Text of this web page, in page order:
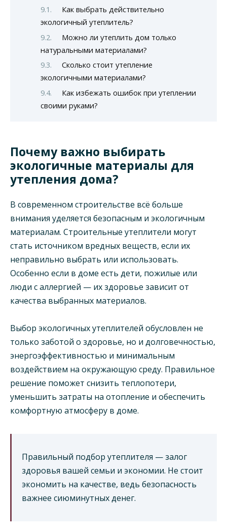
Как выбрать действительно
экологичный утеплитель?
Можно ли утеплить дом только
натуральными материалами?
Сколько стоит утепление
экологичными материалами?
Как избежать ошибок при утеплении
своими руками?
Почему важно выбирать
экологичные материалы для
утепления дома?
В современном строительстве всё больше
внимания уделяется безопасным и экологичным
материалам. Строительные утеплители могут
стать источником вредных веществ, если их
неправильно выбрать или использовать.
Особенно если в доме есть дети, пожилые или
люди с аллергией — их здоровье зависит от
качества выбранных материалов.
Выбор экологичных утеплителей обусловлен не
только заботой о здоровье, но и долговечностью,
энергоэффективностью и минимальным
воздействием на окружающую среду. Правильное
решение поможет снизить теплопотери,
уменьшить затраты на отопление и обеспечить
комфортную атмосферу в доме.
Правильный подбор утеплителя — залог
здоровья вашей семьи и экономии. Не стоит
экономить на качестве, ведь безопасность
важнее сиюминутных денег.